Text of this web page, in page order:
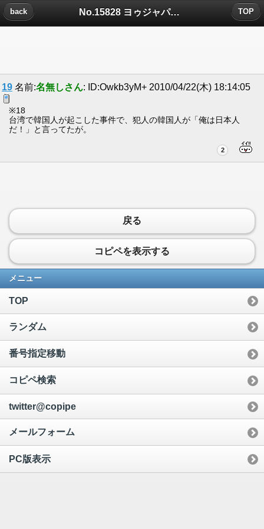
No.15828 ヨゥジャパニズ?についたコメント
back TOP
19 名前:名無しさん: ID:Owkb3yM+ 2010/04/22(木) 18:14:05
※18
台湾で韓国人が起こした事件で、犯人の韓国人が「俺は日本人
だ！」と言ってたが。
2
戻る
コピペを表示する
メニュー
TOP
ランダム
番号指定移動
コピペ検索
twitter@copipe
メールフォーム
PC版表示